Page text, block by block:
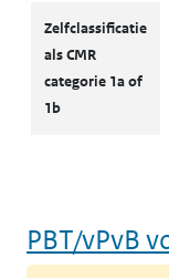
Zelfclassificatie
als CMR
categorie 1a of
1b
PBT/vPvB